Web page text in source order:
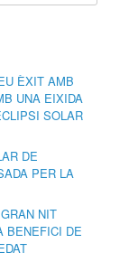
ÈXIT AMB
UNA EIXIDA
SOLAR
DE
PER LA
NIT
BENEFICI DE